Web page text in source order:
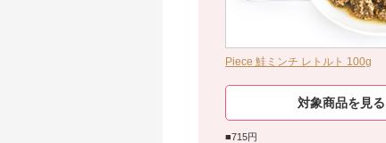
Piece 鮭ミンチ レトルト 100g
対象商品を見る
■715円